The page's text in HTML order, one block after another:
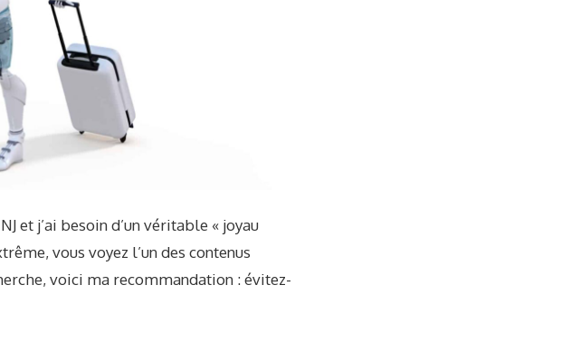
et j’ai besoin d’un véritable « joyau
vous voyez l’un des contenus
voici ma recommandation : évitez-